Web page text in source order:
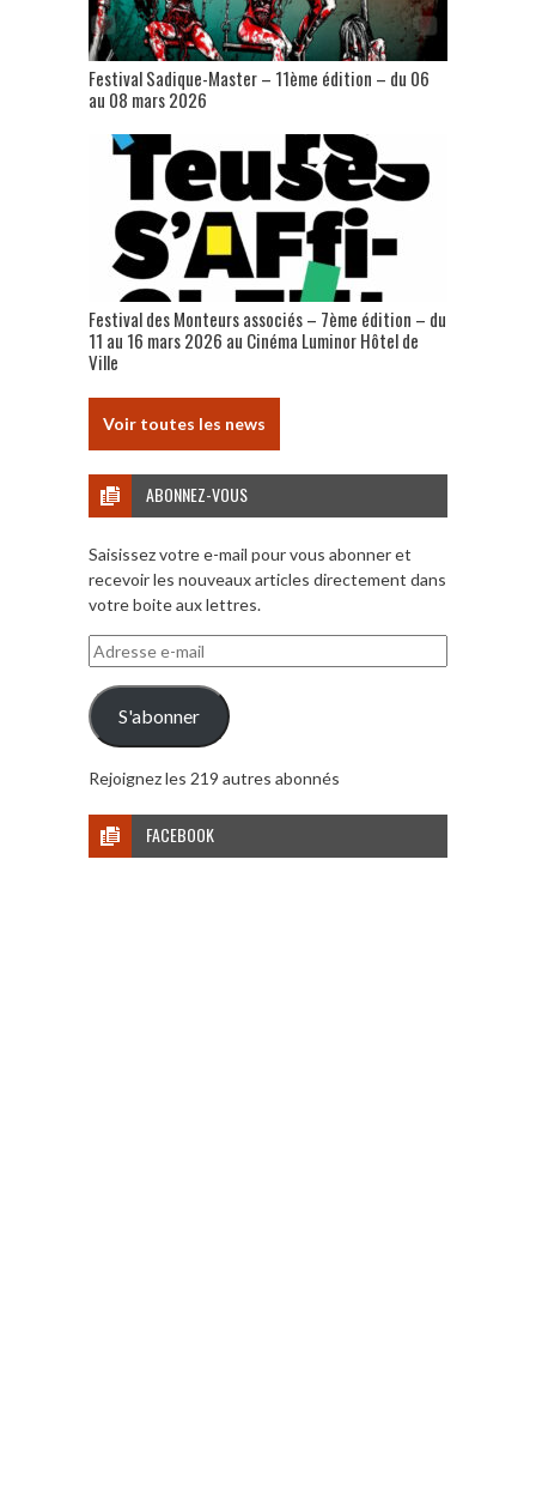
Festival Sadique-Master – 11ème édition – du 06
au 08 mars 2026
Festival des Monteurs associés – 7ème édition – du
11 au 16 mars 2026 au Cinéma Luminor Hôtel de
Ville
Voir toutes les news
ABONNEZ-VOUS
Saisissez votre e-mail pour vous abonner et
recevoir les nouveaux articles directement dans
votre boite aux lettres.
Adresse
e-
mail
S'abonner
Rejoignez les 219 autres abonnés
FACEBOOK